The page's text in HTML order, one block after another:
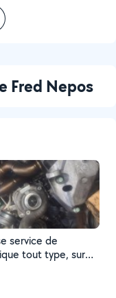
Fred Nepos
service de
tout type, sur